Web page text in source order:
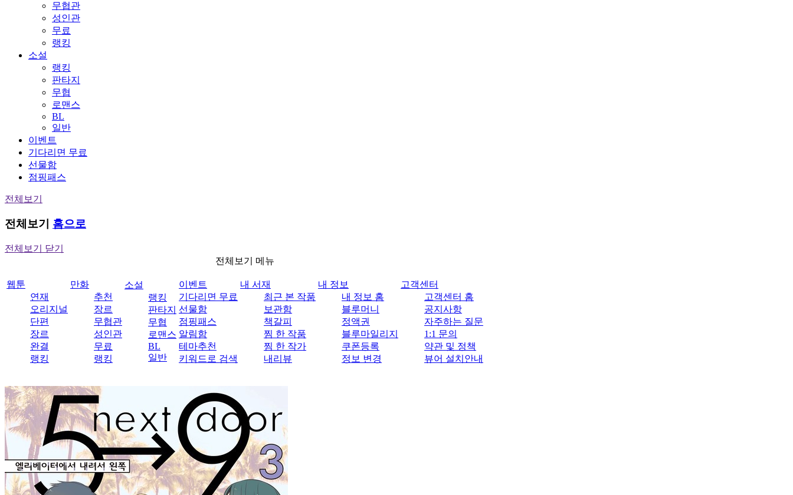
무협관
성인관
무료
랭킹
소설
랭킹
판타지
무협
로맨스
BL
일반
이벤트
기다리면 무료
선물함
점핑패스
전체보기
전체보기 홈으로
전체보기 닫기
전체보기 메뉴
웹툰
연재
오리지널
단편
장르
완결
랭킹
만화
추천
장르
무협관
성인관
무료
랭킹
소설
랭킹
판타지
무협
로맨스
BL
일반
이벤트
기다리면 무료
선물함
점핑패스
알림함
테마추천
키워드로 검색
내 서재
최근 본 작품
보관함
책갈피
찜 한 작품
찜 한 작가
내리뷰
내 정보
내 정보 홈
블루머니
정액권
블루마일리지
쿠폰등록
정보 변경
고객센터
고객센터 홈
공지사항
자주하는 질문
1:1 문의
약관 및 정책
뷰어 설치안내